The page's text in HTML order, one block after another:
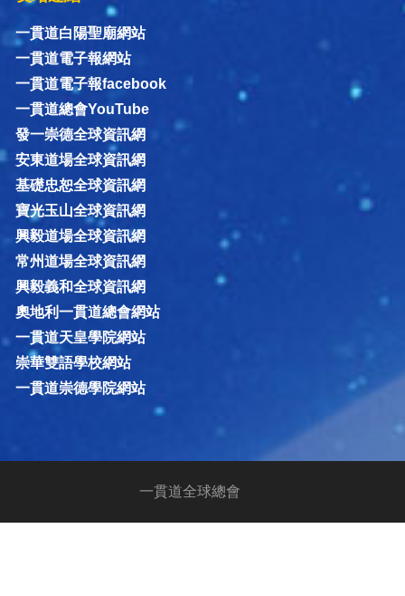
一貫道白陽聖廟網站
一貫道電子報網站
一貫道電子報facebook
一貫道總會YouTube
發一崇德全球資訊網
安東道場全球資訊網
基礎忠恕全球資訊網
寶光玉山全球資訊網
興毅道場全球資訊網
常州道場全球資訊網
興毅義和全球資訊網
奧地利一貫道總會網站
一貫道天皇學院網站
崇華雙語學校網站
一貫道崇德學院網站
一貫道全球總會